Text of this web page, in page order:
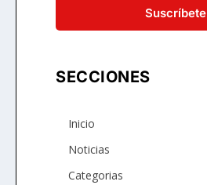
Suscríbete
SECCIONES
Inicio
Noticias
Categorias